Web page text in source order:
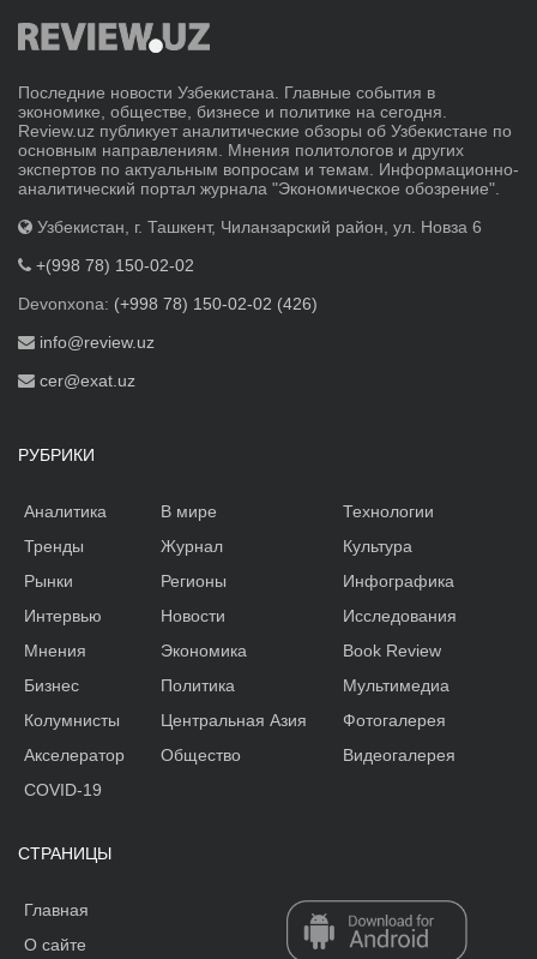
Последние новости Узбекистана. Главные события в
экономике, обществе, бизнесе и политике на сегодня.
Review.uz публикует аналитические обзоры об Узбекистане по
основным направлениям. Мнения политологов и других
экспертов по актуальным вопросам и темам. Информационно-
аналитический портал журнала "Экономическое обозрение".
Узбекистан, г. Ташкент, Чиланзарский район, ул. Новза 6
+(998 78) 150-02-02
Devonxona: (+998 78) 150-02-02 (426)
info@review.uz
cer@exat.uz
РУБРИКИ
Аналитика
Тренды
Рынки
Интервью
Мнения
Бизнес
Колумнисты
Акселератор
В мире
Журнал
Регионы
Новости
Экономика
Политика
Центральная Азия
Общество
Технологии
Культура
Инфографика
Исследования
Book Review
Мультимедиа
Фотогалерея
Видеогалерея
COVID-19
СТРАНИЦЫ
Главная
О сайте